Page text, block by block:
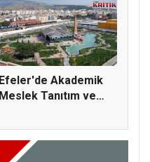
Efeler'de Akademik
Meslek Tanıtım ve